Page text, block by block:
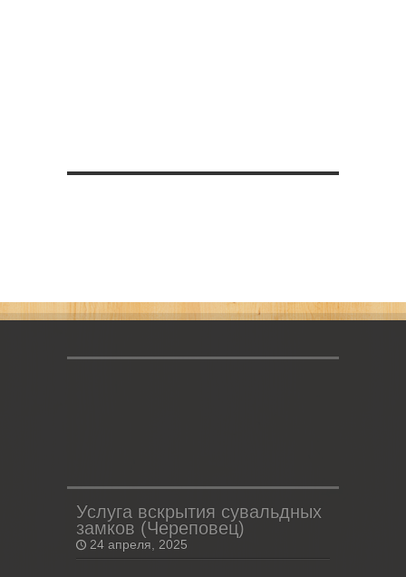
Услуга вскрытия сувальдных
замков (Череповец)
24 апреля, 2025